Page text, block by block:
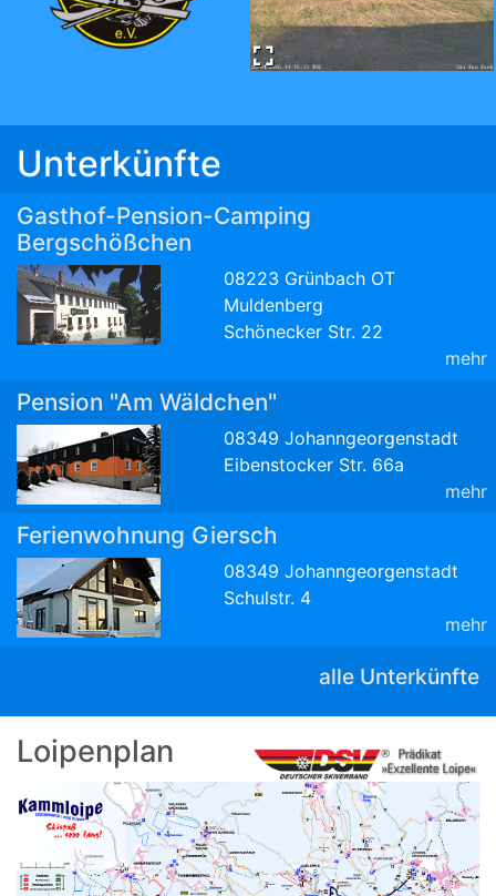
Unterkünfte
Gasthof-Pension-Camping
Bergschößchen
08223 Grünbach OT
Muldenberg
Schönecker Str. 22
mehr
Pension "Am Wäldchen"
08349 Johanngeorgenstadt
Eibenstocker Str. 66a
mehr
Ferienwohnung Giersch
08349 Johanngeorgenstadt
Schulstr. 4
mehr
alle Unterkünfte
Loipenplan